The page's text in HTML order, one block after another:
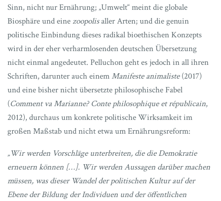
Sinn, nicht nur Ernährung; „Umwelt“ meint die globale
Biosphäre und einezoopolisaller Arten; und die genuin
politische Einbindung dieses radikal bioethischen Konzepts
wird in der eher verharmlosenden deutschen Übersetzung
nicht einmal angedeutet. Pelluchon geht es jedoch in all ihren
Schriften, darunter auch einemManifeste animaliste(2017)
und eine bisher nicht übersetzte philosophische Fabel
(Comment va Marianne? Conte philosophique et républicain,
2012), durchaus um konkrete politische Wirksamkeit im
großen Maßstab und nicht etwa um Ernährungsreform:
„Wir werden Vorschläge unterbreiten, die die Demokratie
erneuern können […]. Wir werden Aussagen darüber machen
müssen, was dieser Wandel der politischen Kultur auf der
Ebene der Bildung der Individuen und der öffentlichen